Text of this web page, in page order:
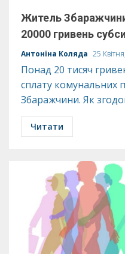
Житель
20000 гривень
Антоніна Коляда 25
Понад 20 тисяч
сплату комунальних
Збаражчини. Як
Читати